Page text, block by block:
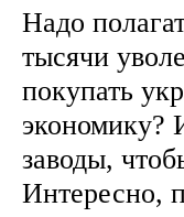
Надо
тысячи
покупать
экономику?
заводы,
Интересно,